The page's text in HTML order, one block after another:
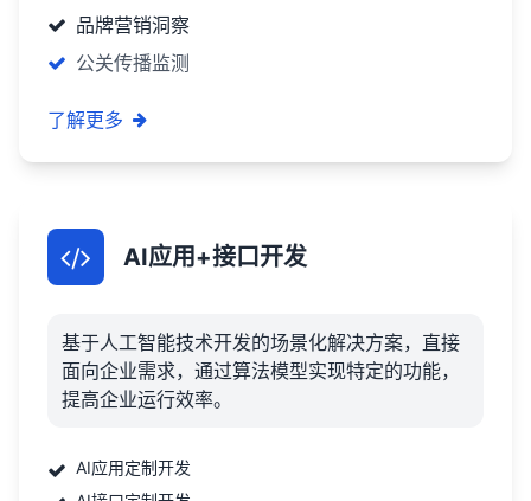
品牌营销洞察
公关传播监测
了解更多
AI应用+接口开发
基于人工智能技术开发的场景化解决方案，直接
面向企业需求，通过算法模型实现特定的功能，
提高企业运行效率。
AI应用定制开发